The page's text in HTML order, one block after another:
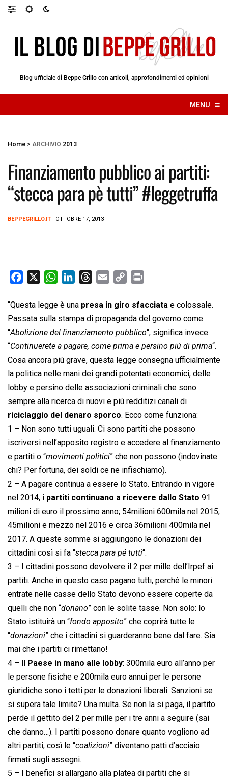
Blog ufficiale di Beppe Grillo con articoli, approfondimenti ed opinioni
MENU ≡
☰
Home > ARCHIVIO 2013
Finanziamento pubblico ai partiti:
“stecca para pè tutti” #leggetruffa
BEPPEGRILLO.IT - OTTOBRE 17, 2013
c
e
b
o
o
k
W
a
t
s
A
p
p
n
k
e
d
I
n
r
e
a
d
s
a
i
l
p
y
L
i
n
k
i
n
t
“Questa legge è una presa in giro sfacciata e colossale.
Passata sulla stampa di propaganda del governo come
“Abolizione del finanziamento pubblico“, significa invece:
“Continuerete a pagare, come prima e persino più di prima“.
Cosa ancora più grave, questa legge consegna ufficialmente
la politica nelle mani dei grandi potentati economici, delle
lobby e persino delle associazioni criminali che sono
sempre alla ricerca di nuovi e più redditizi canali di
riciclaggio del denaro sporco. Ecco come funziona:
1 – Non sono tutti uguali. Ci sono partiti che possono
iscriversi nell’apposito registro e accedere al finanziamento
e partiti o “movimenti politici” che non possono (indovinate
chi? Per fortuna, dei soldi ce ne infischiamo).
2 – A pagare continua a essere lo Stato. Entrando in vigore
nel 2014, i partiti continuano a ricevere dallo Stato 91
milioni di euro il prossimo anno; 54milioni 600mila nel 2015;
45milioni e mezzo nel 2016 e circa 36milioni 400mila nel
2017. A queste somme si aggiungono le donazioni dei
cittadini così si fa “stecca para pé tutti“.
3 – I cittadini possono devolvere il 2 per mille dell’Irpef ai
partiti. Anche in questo caso pagano tutti, perché le minori
entrate nelle casse dello Stato devono essere coperte da
quelli che non “donano” con le solite tasse. Non solo: lo
Stato istituirà un “fondo apposito” che coprirà tutte le
“donazioni” che i cittadini si guarderanno bene dal fare. Sia
mai che i partiti ci rimettano!
4 –
Il Paese in mano alle lobby: 300mila euro all’anno per
le persone fisiche e 200mila euro annui per le persone
giuridiche sono i tetti per le donazioni liberali. Sanzioni se
si supera tale limite? Una multa. Se non la si paga, il partito
perde il gettito del 2 per mille per i tre anni a seguire (sai
che danno…). I partiti possono donare quanto vogliono ad
altri partiti, così le “coalizioni” diventano patti d’acciaio
firmati sugli assegni.
5 – I benefici si allargano alla platea di partiti che si